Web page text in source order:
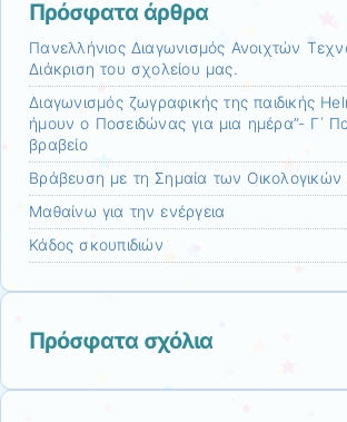
Πρόσφατα άρθρα
Πανελλήνιος Διαγωνισμός Ανοιχτών
Διάκριση του σχολείου μας.
Διαγωνισμός ζωγραφικής της παιδικής
ήμουν ο Ποσειδώνας για μια ημέρα”- Γ΄
βραβείο
Βράβευση με τη Σημαία των Οικολογικών
Μαθαίνω για την ενέργεια
Κάδος σκουπιδιών
Πρόσφατα σχόλια